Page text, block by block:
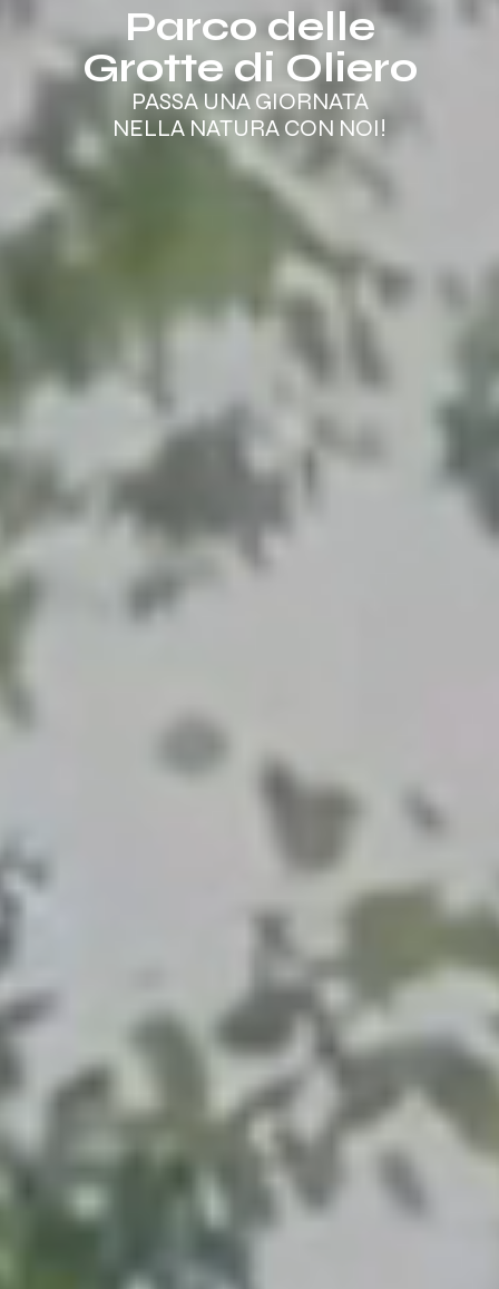
Parco delle
Grotte di Oliero
PASSA UNA GIORNATA
NELLA NATURA CON NOI!